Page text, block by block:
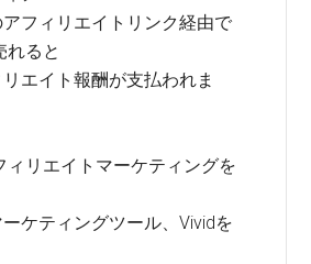
フィリエイトリンク経由で
れると
エイト報酬が支払われま
ィリエイトマーケティングを
ケティングツール、Vividを